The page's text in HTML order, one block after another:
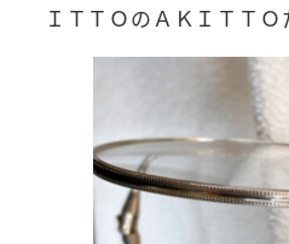
ＩＴＴＯのＡＫＩＴＴＯ